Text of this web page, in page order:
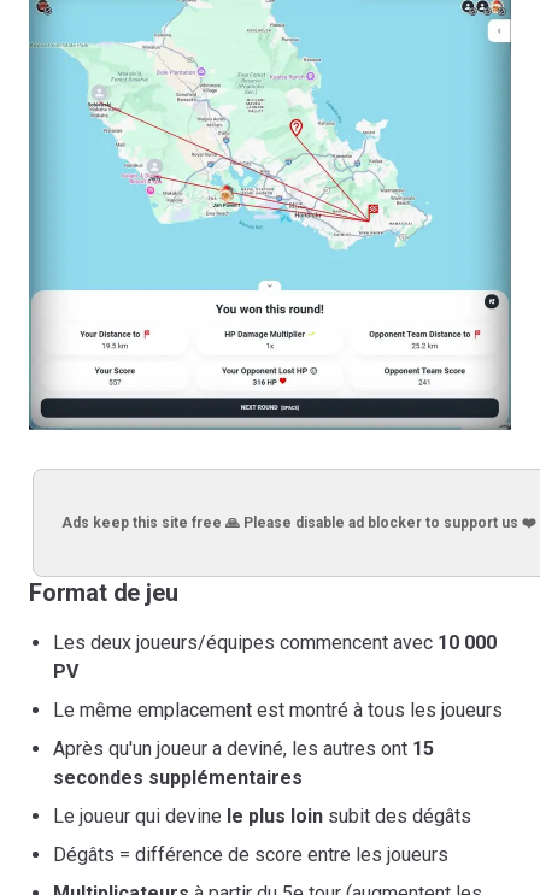
Ads keep this site free 🙏 Please disable ad blocker to support us ❤️
Format de jeu
Les deux joueurs/équipes commencent avec 10 000
PV
Le même emplacement est montré à tous les joueurs
Après qu'un joueur a deviné, les autres ont 15
secondes supplémentaires
Le joueur qui devine le plus loin subit des dégâts
Dégâts = différence de score entre les joueurs